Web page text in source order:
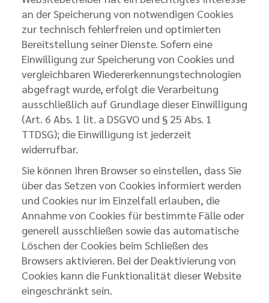
an der Speicherung von notwendigen Cookies
zur technisch fehlerfreien und optimierten
Bereitstellung seiner Dienste. Sofern eine
Einwilligung zur Speicherung von Cookies und
vergleichbaren Wiedererkennungstechnologien
abgefragt wurde, erfolgt die Verarbeitung
ausschließlich auf Grundlage dieser Einwilligung
(Art. 6 Abs. 1 lit. a DSGVO und § 25 Abs. 1
TTDSG); die Einwilligung ist jederzeit
widerrufbar.
Sie können Ihren Browser so einstellen, dass Sie
über das Setzen von Cookies informiert werden
und Cookies nur im Einzelfall erlauben, die
Annahme von Cookies für bestimmte Fälle oder
generell ausschließen sowie das automatische
Löschen der Cookies beim Schließen des
Browsers aktivieren. Bei der Deaktivierung von
Cookies kann die Funktionalität dieser Website
eingeschränkt sein.